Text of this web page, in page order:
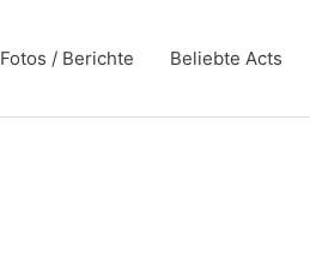
Fotos / Berichte Beliebte Acts